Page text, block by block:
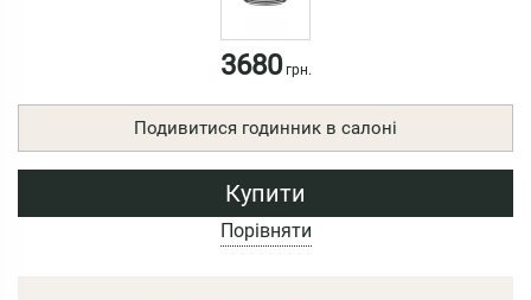
3680грн.
Подивитися годинник в салоні
Купити
Порівняти